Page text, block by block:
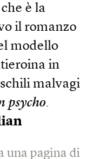
è la
il romanzo
modello
in
malvagi
psycho.
una pagina di